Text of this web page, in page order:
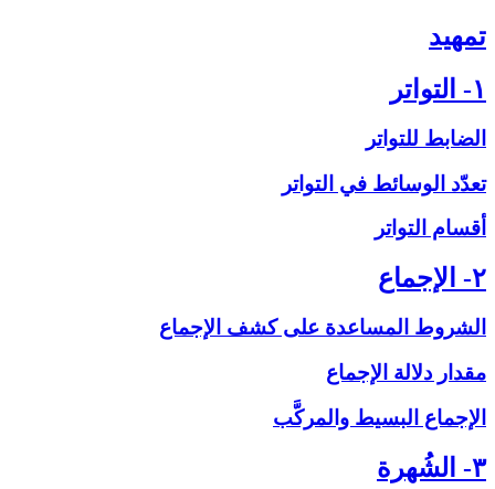
تمهيد
۱- التواتر
الضابط للتواتر
تعدّد الوسائط في التواتر
أقسام التواتر
۲- الإجماع‏
الشروط المساعدة على‏ كشف الإجماع
مقدار دلالة الإجماع
الإجماع البسيط والمركَّب
۳- الشُهرة